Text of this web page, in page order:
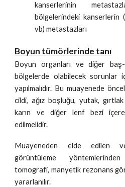
kanserlerinin
bölgelerindeki kanserlerin
vb) metastazları
Boyun tümörlerinde tanı
Boyun organları ve diğer
bölgelerde olabilecek sorunlar
yapılmalıdır. Bu muayenede
cildi, ağız boşluğu, yutak,
karın ve diğer lenf bezi
edilmelidir.
Muayeneden elde edilen
görüntüleme
tomografi, manyetik rezonans
yararlanılır.